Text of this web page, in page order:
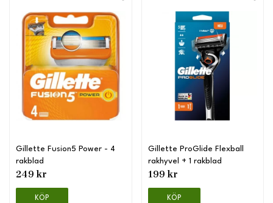
Gillette Fusion5 Power - 4
rakblad
249 kr
KÖP
Gillette ProGlide Flexball
rakhyvel + 1 rakblad
199 kr
KÖP